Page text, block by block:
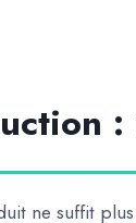
ne suffit